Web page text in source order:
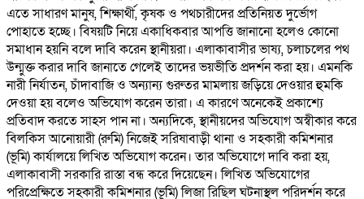
এতে সাধারণ মানুষ, শিক্ষার্থী, কৃষক ও পথচারীদের প্রতিনিয়ত দুর্ভোগ
পোহাতে হচ্ছে। বিষয়টি নিয়ে একাধিকবার আপত্তি জানানো হলেও কোনো
সমাধান হয়নি বলে দাবি করেন স্থানীয়রা। এলাকাবাসীর ভাষ্য, চলাচলের পথ
উন্মুক্ত করার দাবি জানাতে গেলেই তাদের ভয়ভীতি প্রদর্শন করা হয়। এমনকি
নারী নির্যাতন, চাঁদাবাজি ও অন্যান্য গুরুতর মামলায় জড়িয়ে দেওয়ার হুমকি
দেওয়া হয় বলেও অভিযোগ করেন তারা। এ কারণে অনেকেই প্রকাশ্যে
প্রতিবাদ করতে সাহস পান না। অন্যদিকে, স্থানীয়দের অভিযোগ অস্বীকার করে
বিলকিস আনোয়ারী (রুমি) নিজেই সরিষাবাড়ী থানা ও সহকারী কমিশনার
(ভূমি) কার্যালয়ে লিখিত অভিযোগ করেন। তার অভিযোগে দাবি করা হয়,
এলাকাবাসী সরকারি রাস্তা বন্ধ করে দিয়েছেন। লিখিত অভিযোগের
পরিপ্রেক্ষিতে সহকারী কমিশনার (ভূমি) লিজা রিছিল ঘটনাস্থল পরিদর্শন করে